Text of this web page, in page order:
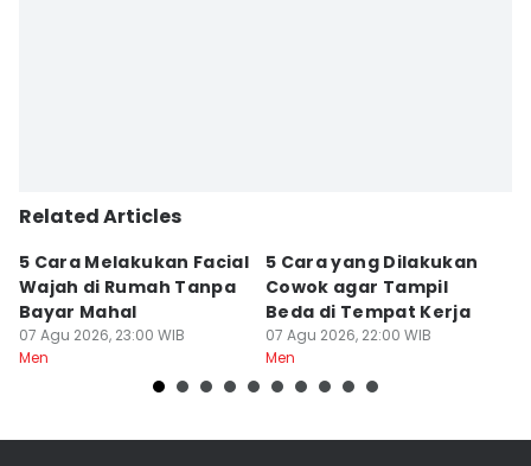
Related Articles
5 Cara Melakukan Facial
Wajah di Rumah Tanpa
Bayar Mahal
07 Agu 2026, 23:00 WIB
Men
5 Cara yang Dilakukan
Cowok agar Tampil
Beda di Tempat Kerja
07 Agu 2026, 22:00 WIB
Men